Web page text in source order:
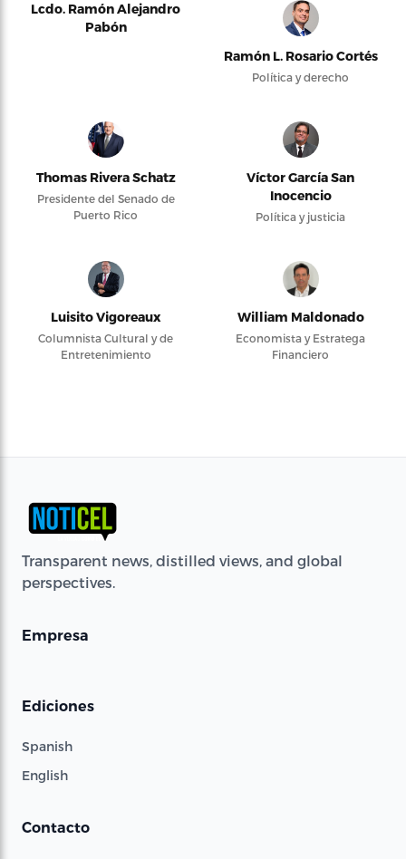
Lcdo. Ramón Alejandro
Pabón
Ramón L. Rosario Cortés
Política y derecho
Thomas Rivera Schatz
Presidente del Senado de
Puerto Rico
Víctor García San
Inocencio
Política y justicia
Luisito Vigoreaux
Columnista Cultural y de
Entretenimiento
William Maldonado
Economista y Estratega
Financiero
Transparent news, distilled views, and global
perspectives.
Empresa
Ediciones
Spanish
English
Contacto